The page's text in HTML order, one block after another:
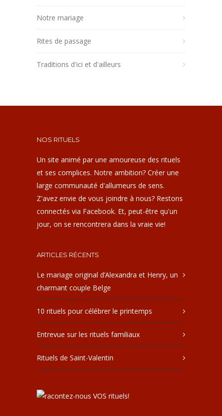
Notre mariage
Rites de passage
Traditions d'ici et d'ailleurs
NOS RITUELS
Un site animé par une amoureuse des rituels
et ses complices. Notre ambition? Créer une
large communauté d'allumeurs de sens.
Z'avez envie de vous joindre à nous? Restons
connectés via Facebook. Et, peut-être qu'un
jour, on se rencontrera dans la vraie vie!
ARTICLES RÉCENTS
Le mariage original d’Alexandra et Henry, un
charmant couple Belge
10 rituels pour célébrer le printemps
Entrevue sur les rituels familiaux
Rituels de Saint-Valentin